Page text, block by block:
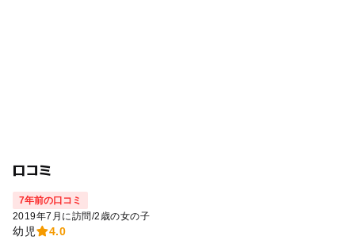
口コミ
7年前の口コミ
2019年7月に訪問/2歳の女の子
幼児
4.0